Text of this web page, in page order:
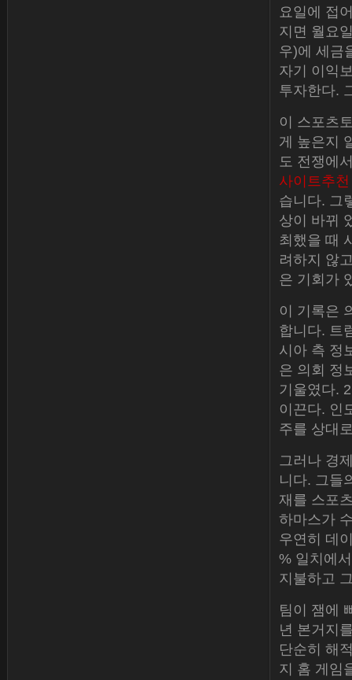
요일에 접
지면 월요
우)에 세금
자기 이익
투자한다.
이 스포츠
게 높은지
도 전쟁에
사이트추천
습니다. 그
상이 바뀌
최했을 때
려하지 않
은 기회가
이 기록은
합니다. 트
시아 측 정
은 의회 정
기울였다.
이끈다. 인
주를 상대
그러나 경
니다. 그들
재를 스포
하마스가
우연히 데
% 일치에
지불하고
팀이 잼에
년 본거지
단순히 해
지 홈 게임